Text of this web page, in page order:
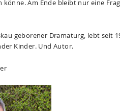
könne. Am Ende bleibt nur eine
geborener Dramaturg, lebt seit
Kinder. Und Autor.